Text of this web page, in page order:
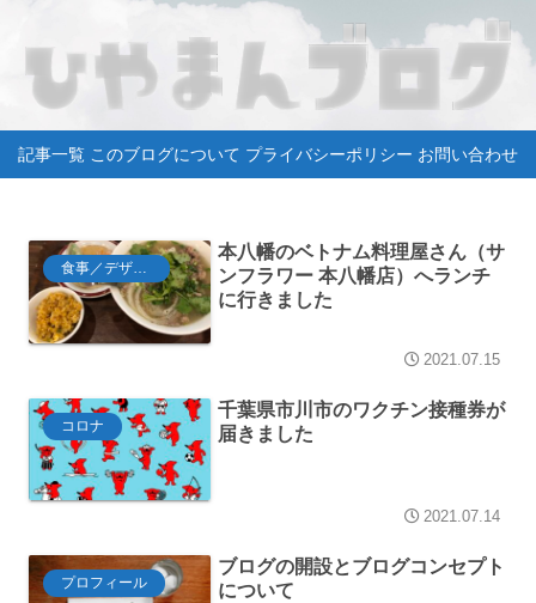
記事一覧 このブログについて プライバシーポリシー お問い合わせ
食事／デザート
本八幡のベトナム料理屋さん（サ
ンフラワー 本八幡店）へランチ
に行きました
2021.07.15
コロナ
千葉県市川市のワクチン接種券が
届きました
2021.07.14
プロフィール
ブログの開設とブログコンセプト
について